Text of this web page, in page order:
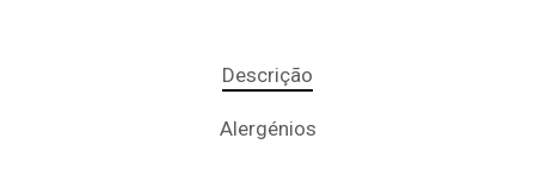
Descrição
Alergénios